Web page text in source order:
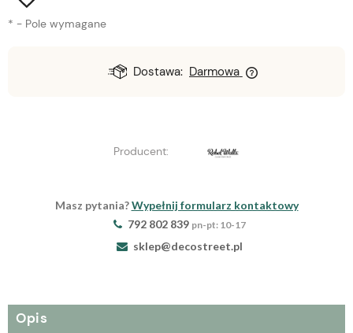
* - Pole wymagane
Dostawa: Darmowa
Producent:
Masz pytania?Wypełnij formularz kontaktowy
792 802 839 pn-pt: 10-17
sklep@decostreet.pl
Opis